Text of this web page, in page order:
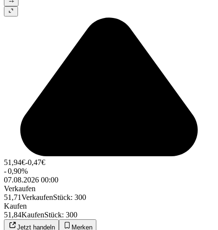
51,94€-0,47€
-0,90%
07.08.2026 00:00
Verkaufen
51,71VerkaufenStück: 300
Kaufen
51,84KaufenStück: 300
Jetzt handeln Merken